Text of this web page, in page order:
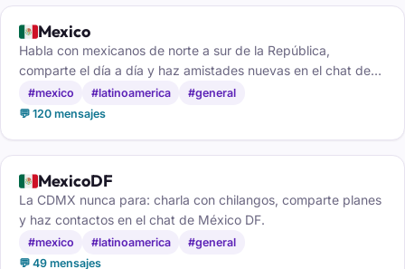
🇲🇽Mexico
Habla con mexicanos de norte a sur de la República,
comparte el día a día y haz amistades nuevas en el chat de
México.
#mexico #latinoamerica
#general
💬 120 mensajes
🇲🇽MexicoDF
La CDMX nunca para: charla con chilangos, comparte planes
y haz contactos en el chat de México DF.
#mexico #latinoamerica
#general
💬 49 mensajes